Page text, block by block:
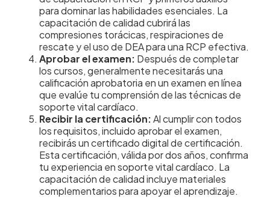
universales, Desfibrilador Externo
Automatizado (DEA), atragantamiento
consciente.
Recursos de aprendizaje:Videos
instructivos, examen de RCP/DEA.
para dominar las habilidades esenciales. La
capacitación de calidad cubrirá las
compresiones torácicas, respiraciones de
rescate y el uso de DEA para una RCP efectiva.
Aprobar el examen: Después de completar
los cursos, generalmente necesitarás una
calificación aprobatoria en un examen en línea
que evalúe tu comprensión de las técnicas de
soporte vital cardíaco.
Recibir la certificación:Al cumplir con todos
los requisitos, incluido aprobar el examen,
recibirás un certificado digital de certificación.
Esta certificación, válida por dos años, confirma
tu experiencia en soporte vital cardíaco. La
capacitación de calidad incluye materiales
complementarios para apoyar el aprendizaje.